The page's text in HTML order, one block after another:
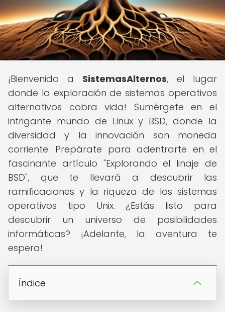
¡Bienvenido a SistemasAlternos, el lugar
donde la exploración de sistemas operativos
alternativos cobra vida! Sumérgete en el
intrigante mundo de Linux y BSD, donde la
diversidad y la innovación son moneda
corriente. Prepárate para adentrarte en el
fascinante artículo "Explorando el linaje de
BSD", que te llevará a descubrir las
ramificaciones y la riqueza de los sistemas
operativos tipo Unix. ¿Estás listo para
descubrir un universo de posibilidades
informáticas? ¡Adelante, la aventura te
espera!
Índice